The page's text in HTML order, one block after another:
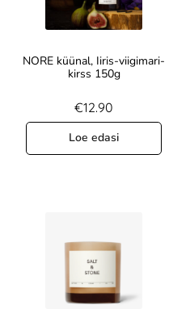
NORE küünal, Iiris-viigimari-
kirss 150g
€12.90
Loe edasi